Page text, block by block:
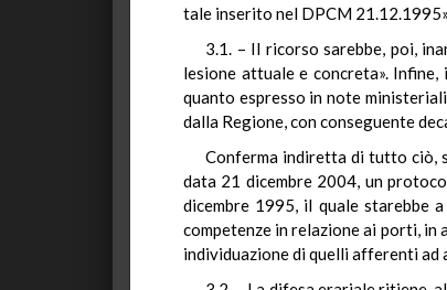
tale inserito nel DPCM
3.1. – Il ricorso sarebbe, poi,
lesione attuale e concreta».
quanto espresso in note
dalla Regione, con conseguente
Conferma indiretta di tutto ciò,
data 21 dicembre 2004, un
dicembre 1995, il quale starebbe
competenze in relazione ai porti, in
individuazione di quelli afferenti ad